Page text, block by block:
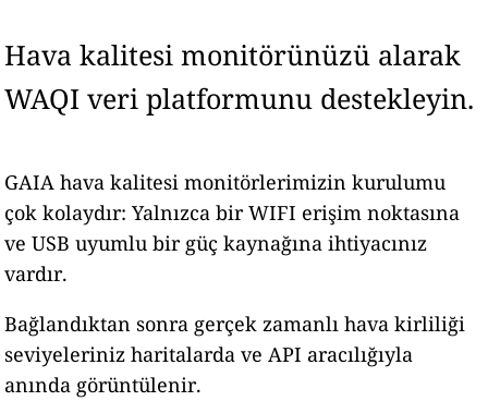
Hava kalitesi monitörünüzü alarak
WAQI veri platformunu destekleyin.
GAIA hava kalitesi monitörlerimizin kurulumu
çok kolaydır: Yalnızca bir WIFI erişim noktasına
ve USB uyumlu bir güç kaynağına ihtiyacınız
vardır.
Bağlandıktan sonra gerçek zamanlı hava kirliliği
seviyeleriniz haritalarda ve API aracılığıyla
anında görüntülenir.